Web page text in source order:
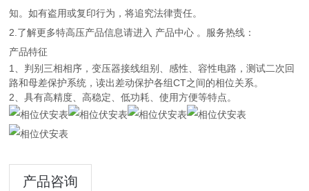
知。如有盗用或复印行为，将追究法律责任。
2.了解更多特高压产品信息请进入 产品中心 。服务热线：
产品特征
1、判别三相相序，变压器接线组别、感性、容性电路，测试二次回
路和母差保护系统，读出差动保护各组CT之间的相位关系。
2、具有高精度、高稳定、低功耗、使用方便等特点。
产品咨询